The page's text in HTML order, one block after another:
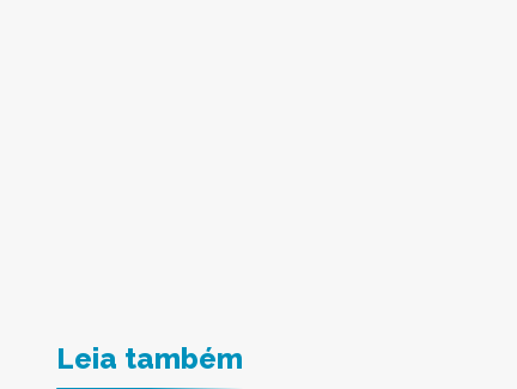
Leia também